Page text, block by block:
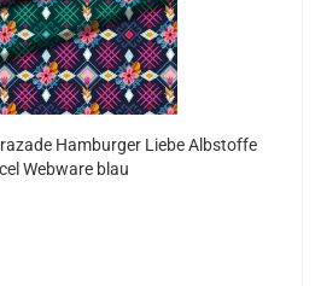
Hamburger Liebe Albstoffe
Webware blau